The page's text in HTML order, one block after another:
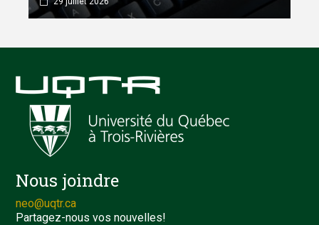
Nous joindre
neo@uqtr.ca
Partagez-nous vos nouvelles!